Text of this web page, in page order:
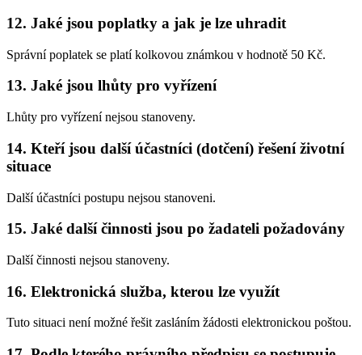
12. Jaké jsou poplatky a jak je lze uhradit
Správní poplatek se platí kolkovou známkou v hodnotě 50 Kč.
13. Jaké jsou lhůty pro vyřízení
Lhůty pro vyřízení nejsou stanoveny.
14. Kteří jsou další účastníci (dotčení) řešení životní
situace
Další účastníci postupu nejsou stanoveni.
15. Jaké další činnosti jsou po žadateli požadovány
Další činnosti nejsou stanoveny.
16. Elektronická služba, kterou lze využít
Tuto situaci není možné řešit zasláním žádosti elektronickou poštou.